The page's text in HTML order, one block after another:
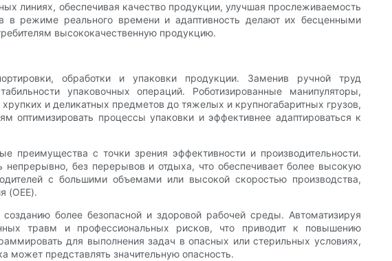
линиях, обеспечивая качество продукции, улучшая прослеживаемость
режиме реального времени и адаптивность делают их бесценными
высококачественную продукцию.
обработки и упаковки продукции. Заменив ручной труд
упаковочных операций. Роботизированные манипуляторы,
и деликатных предметов до тяжелых и крупногабаритных грузов,
оптимизировать процессы упаковки и эффективнее адаптироваться к
преимущества с точки зрения эффективности и производительности.
без перерывов и отдыха, что обеспечивает более высокую
с большими объемами или высокой скоростью производства,
(OEE).
более безопасной и здоровой рабочей среды. Автоматизируя
травм и профессиональных рисков, что приводит к повышению
для выполнения задач в опасных или стерильных условиях,
представлять значительную опасность.